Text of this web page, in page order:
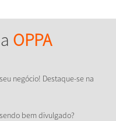
OPPA
negócio! Destaque-se na
bem divulgado?